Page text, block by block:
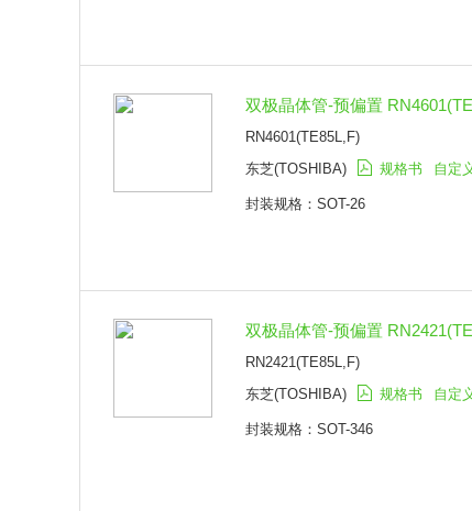
双极晶体管-预偏置
RN4601(TE85L,F)
东芝(TOSHIBA)
规格书 自定
封装规格：SOT-26
双极晶体管-预偏置
RN2421(TE85L,F)
东芝(TOSHIBA)
规格书 自定
封装规格：SOT-346